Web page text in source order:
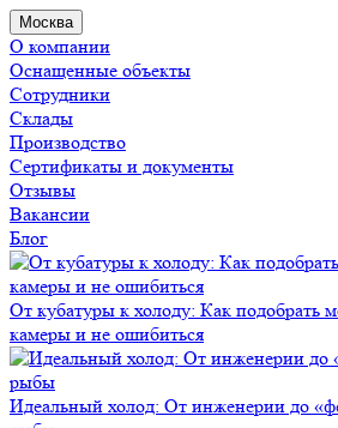
Москва
О компании
Оснащенные объекты
Сотрудники
Склады
Производство
Сертификаты и документы
Отзывы
Вакансии
Блог
От кубатуры к холоду: Как подобрать
камеры и не ошибиться
Идеальный холод: От инженерии до